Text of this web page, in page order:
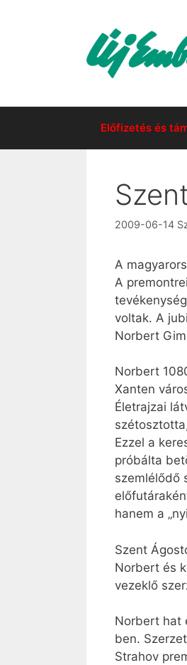
Előfizetés és
2009-06-14
A
A
voltak. A
Norbert
Norbert
Xanten
Életrajzai
Ezzel a
próbálta
szemlélődő
hanem a
Szent
Norbert és
vezeklő
Norbert hat
ben.
Strahov